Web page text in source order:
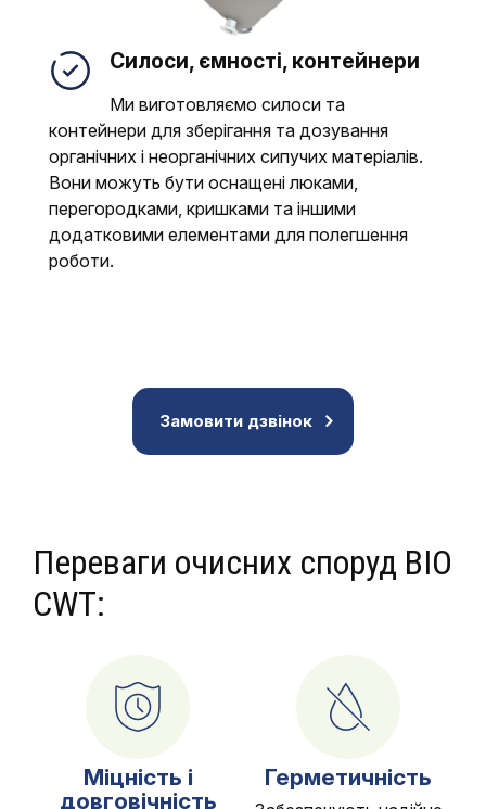
Силоси, ємності, контейнери
Ми виготовляємо силоси та
контейнери для зберігання та дозування
органічних і неорганічних сипучих матеріалів.
Вони можуть бути оснащені люками,
перегородками, кришками та іншими
додатковими елементами для полегшення
роботи.
Замовити дзвінок
Переваги очисних споруд BIO
CWT:
Міцність і
довговічність
Герметичність